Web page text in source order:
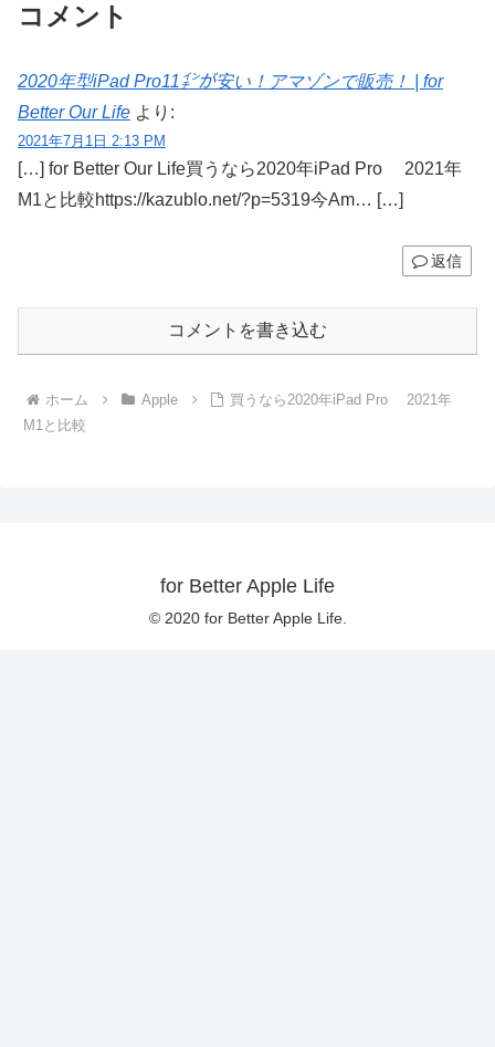
コメント
2020年型iPad Pro11㌅が安い！アマゾンで販売！ | for
Better Our Life より:
2021年7月1日 2:13 PM
[…] for Better Our Life買うなら2020年iPad Pro 2021年
M1と比較https://kazublo.net/?p=5319今Am… […]
返信
コメントを書き込む
ホーム Apple
買うなら2020年iPad Pro 2021年
M1と比較
for Better Apple Life
© 2020 for Better Apple Life.